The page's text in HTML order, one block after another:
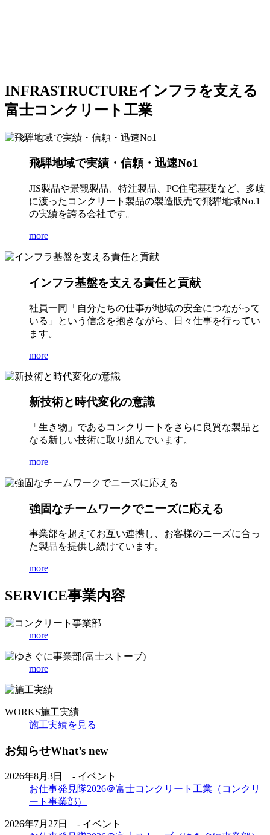
INFRASTRUCTUREインフラを支える
富士コンクリート工業
飛騨地域で実績・信頼・迅速No1
JIS製品や景観製品、特注製品、PC住宅基礎など、多岐
に渡ったコンクリート製品の製造販売で飛騨地域No.1
の実績を誇る会社です。
more
インフラ基盤を支える責任と貢献
社員一同「自分たちの仕事が地域の安全につながって
いる」という信念を抱きながら、日々仕事を行ってい
ます。
more
新技術と時代変化の意識
「生き物」であるコンクリートをさらに良質な製品と
なる新しい技術に取り組んでいます。
more
強固なチームワークでニーズに応える
事業部を超えてお互い連携し、お客様のニーズに合っ
た製品を提供し続けています。
more
SERVICE事業内容
more
more
WORKS施工実績
施工実績を見る
お知らせWhat’s new
2026年8月3日 - イベント
お仕事発見隊2026＠富士コンクリート工業（コンクリ
ート事業部）
2026年7月27日 - イベント